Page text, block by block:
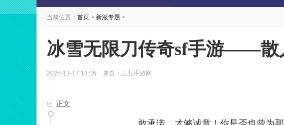
当前位置： 首页 > 新服专题 >
冰雪无限刀传奇sf手游——散
2025-11-17 19:05 来自：三九手游网
正文